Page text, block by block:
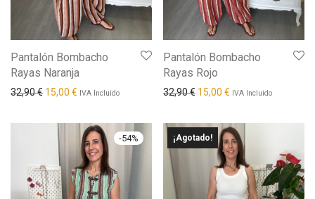
Pantalón Bombacho
Rayas Naranja
32,90€ El precio original era: 32,90 €.
15,00 € El precio actual es: 15,00 €.
IVA Incluido
Pantalón Bombacho
Rayas Rojo
32,90€ El precio original era:
15,00 € El precio actual es:
IVA Incluido
-54% ¡Agotado!